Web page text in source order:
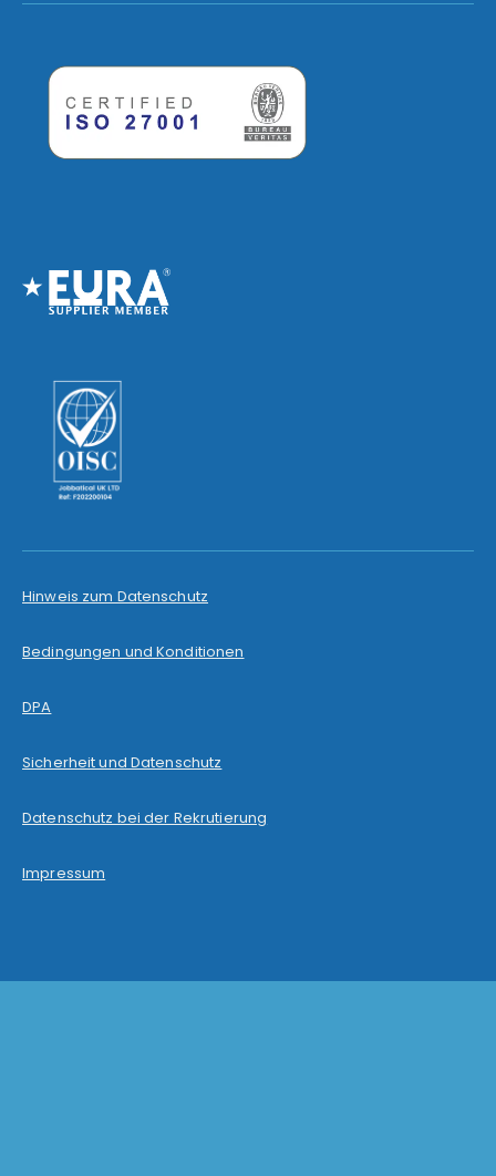
Hinweis zum Datenschutz
Bedingungen und Konditionen
DPA
Sicherheit und Datenschutz
Datenschutz bei der Rekrutierung
Impressum